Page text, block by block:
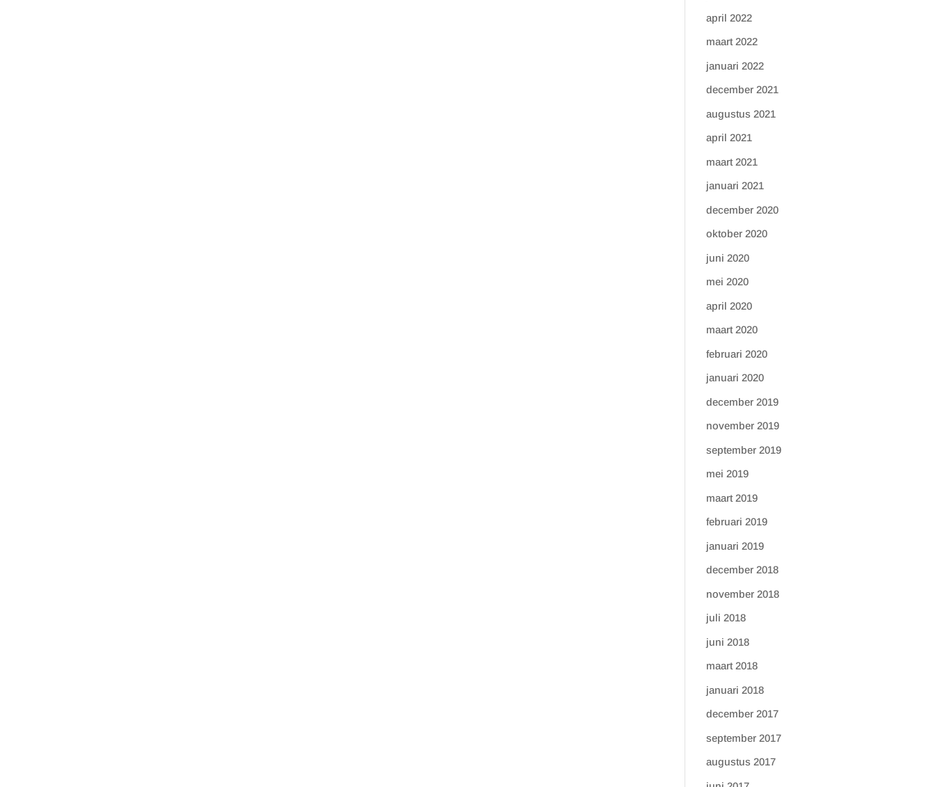
april 2022
maart 2022
januari 2022
december 2021
augustus 2021
april 2021
maart 2021
januari 2021
december 2020
oktober 2020
juni 2020
mei 2020
april 2020
maart 2020
februari 2020
januari 2020
december 2019
november 2019
september 2019
mei 2019
maart 2019
februari 2019
januari 2019
december 2018
november 2018
juli 2018
juni 2018
maart 2018
januari 2018
december 2017
september 2017
augustus 2017